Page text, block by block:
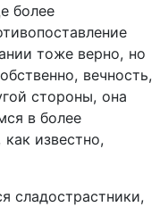
более
тоже верно, но
вечность,
стороны, она
в более
известно,
сладострастники,